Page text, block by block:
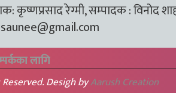
कृष्णप्रसाद रेग्मी, सम्पादक : विनोद
लागि
Desigh byAarush Creation